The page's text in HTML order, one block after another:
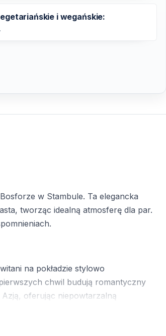
i wegańskie:
w Stambule. Ta elegancka
tworząc idealną atmosferę dla par.
na pokładzie stylowo
chwil budują romantyczny
Azją, oferując niepowtarzalną
tło dla kolacji walentynkowej.